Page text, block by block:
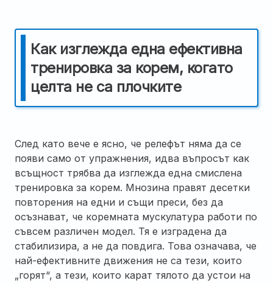
Как изглежда една ефективна
тренировка за корем, когато
целта не са плочките
След като вече е ясно, че релефът няма да се
появи само от упражнения, идва въпросът как
всъщност трябва да изглежда една смислена
тренировка за корем. Мнозина правят десетки
повторения на едни и същи преси, без да
осъзнават, че коремната мускулатура работи по
съвсем различен модел. Тя е изградена да
стабилизира, а не да повдига. Това означава, че
най-ефективните движения не са тези, които
„горят“, а тези, които карат тялото да устои на